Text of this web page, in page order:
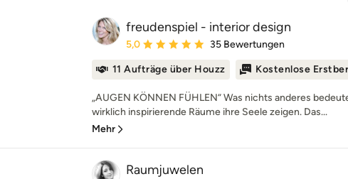
freudenspiel - interior design
Durchschnittliche Bewertung: 5 von 5 Sternen
5,0 35 Bewertungen
11 Aufträge über Houzz Kostenlose
„AUGEN KÖNNEN FÜHLEN“ Was nichts anderes
wirklich inspirierende Räume ihre Seele zeigen. Das...
Mehr
Raumjuwelen